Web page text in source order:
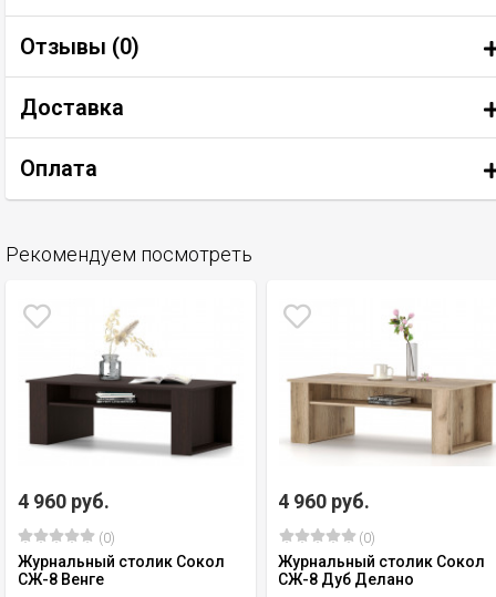
Отзывы (0)
Доставка
Оплата
Рекомендуем посмотреть
4 960 руб.
(0)
Журнальный столик Сокол
СЖ-8 Венге
4 960 руб.
(0)
Журнальный столик Сокол
СЖ-8 Дуб Делано